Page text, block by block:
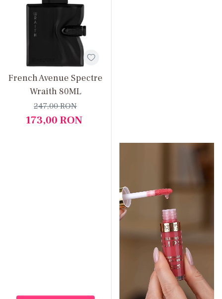
French Avenue Spectre
Wraith 80ML
173,00RON
247,00RON